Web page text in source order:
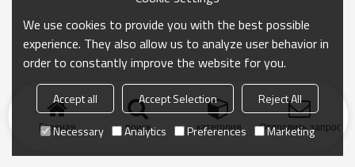
Главная поиск категория Отправить запрос
We use cookies to provide you with the best possible
experience. They also allow us to analyze user behavior in
order to constantly improve the website for you.
Accept all Accept Selection
Reject All
Necessary
Analytics Preferences Marketing